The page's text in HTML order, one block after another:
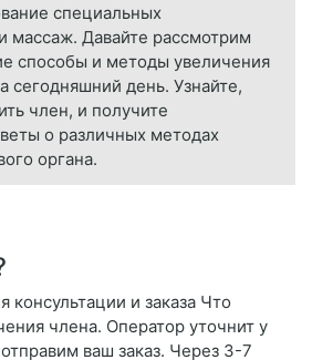
специальных
массаж. Давайте рассмотрим
способы и методы увеличения
сегодняшний день. Узнайте,
член, и получите
о различных методах
органа.
консультации и заказа Что
члена. Оператор уточнит у
ваш заказ. Через 3-7